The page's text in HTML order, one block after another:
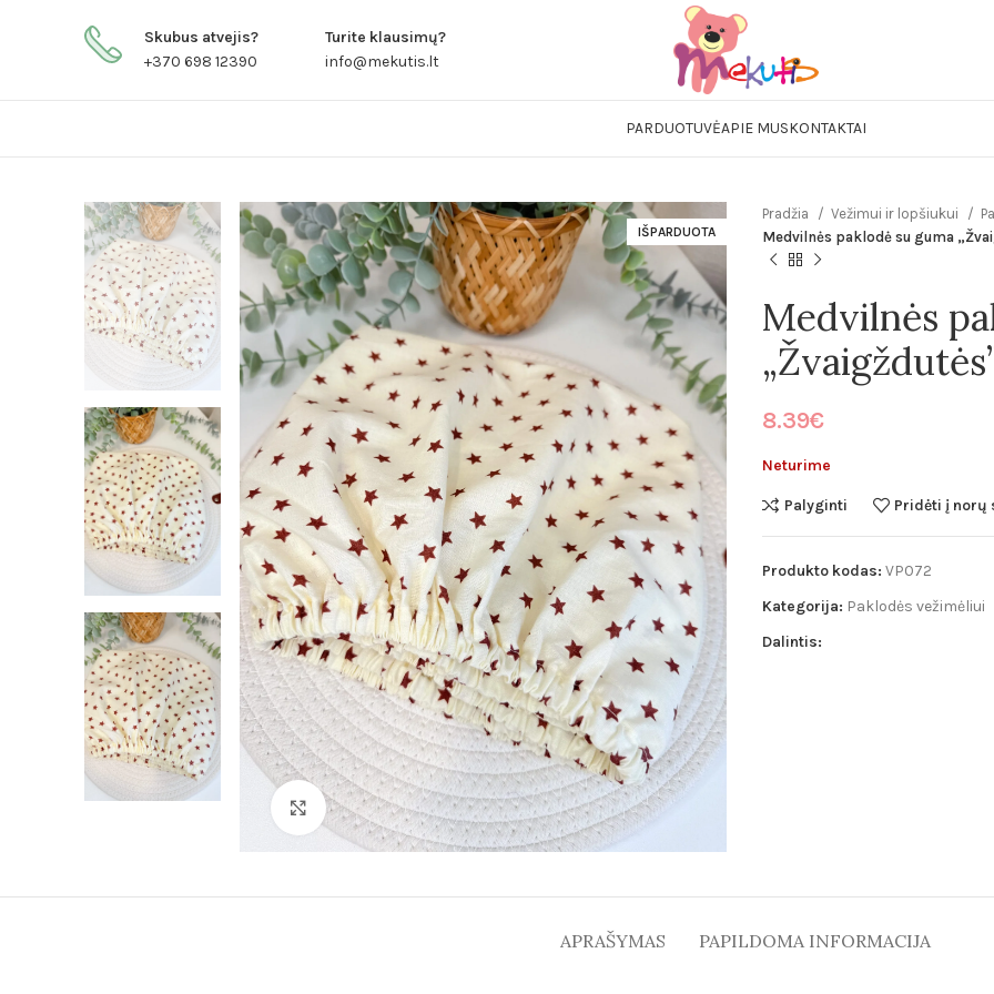
Skubus atvejis?
+370 698 12390
Turite klausimų?
info@mekutis.lt
PARDUOTUVĖAPIE MUSKONTAKTAI
Čiužiniai
Paklodės
Paklodės lovytei
Pledai
Puffy pledai
IŠPARDUOTA
Click to enlarge
Pradžia Vežimui ir lopšiukui
Medvilnės paklodė su guma
Medvilnės
8.39€
Neturime
Palyginti Pridėti į norų
Produkto kodas: VP072
Kategorija: Paklodės vežimėliui
Dalintis:
APRAŠYMAS PAPILDOMA INFORMACIJA